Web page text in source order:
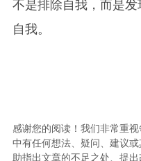
不是排除自我，而是
自我。
感谢您的阅读！我们非常重
中有任何想法、疑问、建议
助指出文章的不足之处、提